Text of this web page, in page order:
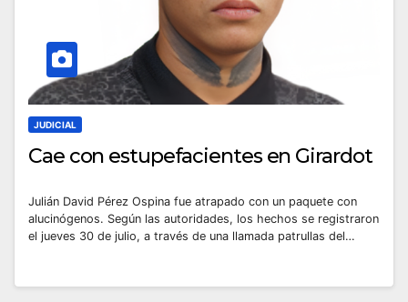
JUDICIAL
Cae con estupefacientes en Girardot
Julián David Pérez Ospina fue atrapado con un paquete con
alucinógenos. Según las autoridades, los hechos se registraron
el jueves 30 de julio, a través de una llamada patrullas del…